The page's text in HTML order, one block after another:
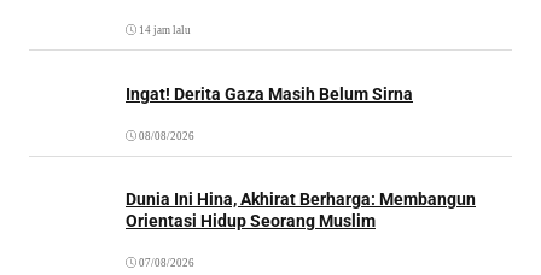
14 jam lalu
Ingat! Derita Gaza Masih Belum Sirna
08/08/2026
Dunia Ini Hina, Akhirat Berharga: Membangun
Orientasi Hidup Seorang Muslim
07/08/2026